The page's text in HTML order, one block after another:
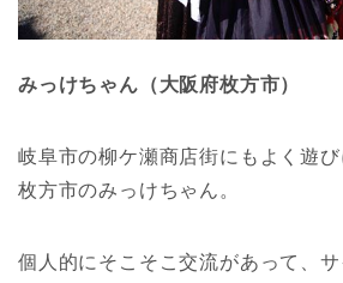
みっけちゃん（大阪府枚方市）
岐阜市の柳ケ瀬商店街にもよく遊
枚方市のみっけちゃん。
個人的にそこそこ交流があって、